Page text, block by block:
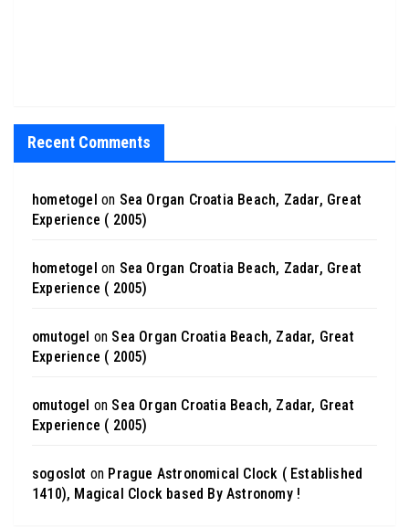
Recent Comments
hometogel on Sea Organ Croatia Beach, Zadar, Great
Experience ( 2005)
hometogel on Sea Organ Croatia Beach, Zadar, Great
Experience ( 2005)
omutogel on Sea Organ Croatia Beach, Zadar, Great
Experience ( 2005)
omutogel on Sea Organ Croatia Beach, Zadar, Great
Experience ( 2005)
sogoslot on Prague Astronomical Clock ( Established
1410), Magical Clock based By Astronomy !